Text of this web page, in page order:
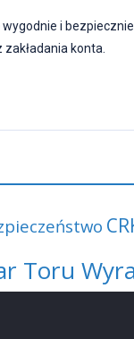
Toru